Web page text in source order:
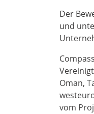
Der
und
Oman,
vom